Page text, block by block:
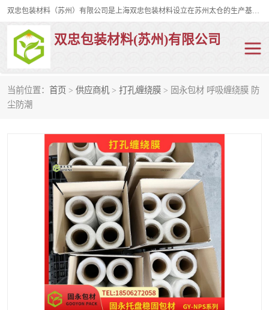
双忠包装材料（苏州）有限公司是上海双忠包装材料设立在苏州太仓的生产基地，占地约2万平米，产品主要有打孔缠绕膜，拉伸蜂窝纸，集装箱充气袋，滑托板，打包带，裹包网兜，防滑纸等箱体和托盘的运输和保护性包材。固永包材®，GooYon Pack®，是我们保护性包装材料的专属品牌。
双忠包装材料(苏州)有限公司
当前位置： 首页 > 供应商机 > 打孔缠绕膜 > 固永包材 呼吸缠绕膜 防
尘防潮
打孔缠绕膜
裹包网兜 纤维打包带
充气袋
缠绕膜
托盘裹包网兜
托盘捆绑带